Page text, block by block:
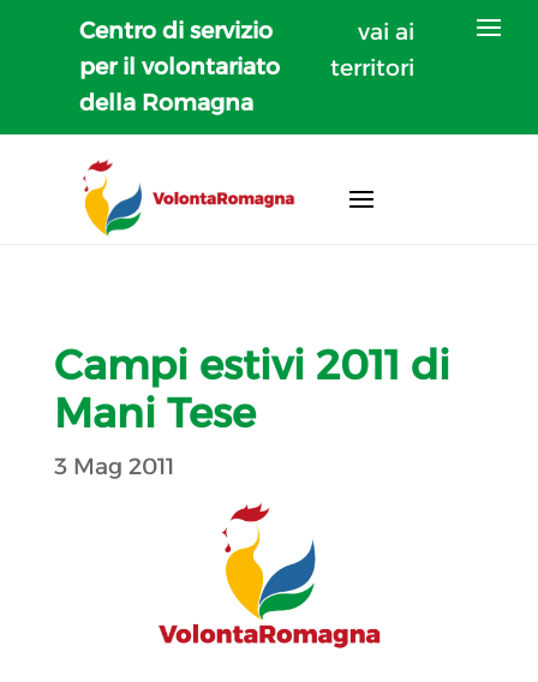
Centro di servizio
per il volontariato
della Romagna
vai ai
territori
Campi estivi 2011 di
Mani Tese
3 Mag 2011